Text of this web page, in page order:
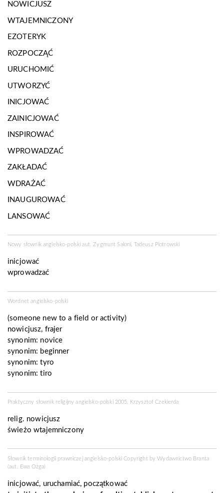
NOWICJUSZ
WTAJEMNICZONY
EZOTERYK
ROZPOCZĄĆ
URUCHOMIĆ
UTWORZYĆ
INICJOWAĆ
ZAINICJOWAĆ
INSPIROWAĆ
WPROWADZAĆ
ZAKŁADAĆ
WDRAŻAĆ
INAUGUROWAĆ
LANSOWAĆ
Nowy słownik angielsko-polski aut. Zygmunt Saloni, Tadeusz Piotrowski
inicjować
wprowadzać
Wordnet angielsko-polski
(someone new to a field or activity)
nowicjusz, frajer
synonim: novice
synonim: beginner
synonim:tyro
synonim:tiro
Praktyczny słownik religijny angielsko-polski 2005, Krzysztof Czekierda
relig. nowicjusz
świeżo wtajemniczony
Słownik terminologii prawniczej angielsko-polski Copyright byWydawnictwo Branta
(aut. Ewa Ożga)
inicjować, uruchamiać, początkować